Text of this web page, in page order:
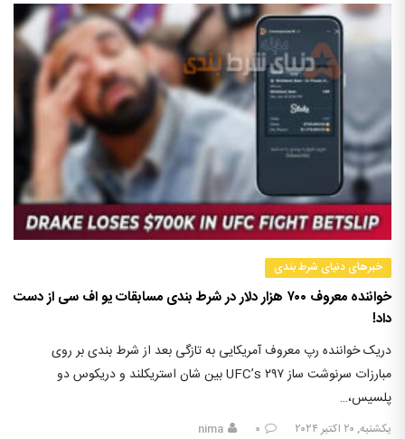
خبرهای دنیای شرط بندی
خواننده معروف ۷۰۰ هزار دلار در شرط بندی مسابقات یو اف سی از دست
داد!
دریک خواننده رپ معروف آمریکایی به تازگی بعد از شرط بندی بر روی
مبارزات سرنوشت ساز UFC’s ۲۹۷ بین شان استریکلند و دریکوس دو
پلسیس،…
یکشنبه, ۲۰ اکتبر ۲۰۲۴ ۰ nima